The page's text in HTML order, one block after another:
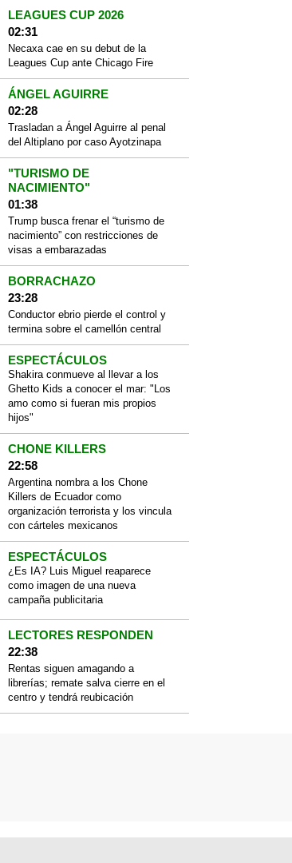
LEAGUES CUP 2026
02:31
Necaxa cae en su debut de la
Leagues Cup ante Chicago Fire
ÁNGEL AGUIRRE
02:28
Trasladan a Ángel Aguirre al penal
del Altiplano por caso Ayotzinapa
"TURISMO DE
NACIMIENTO"
01:38
Trump busca frenar el “turismo de
nacimiento” con restricciones de
visas a embarazadas
BORRACHAZO
23:28
Conductor ebrio pierde el control y
termina sobre el camellón central
ESPECTÁCULOS
Shakira conmueve al llevar a los
Ghetto Kids a conocer el mar: "Los
amo como si fueran mis propios
hijos"
CHONE KILLERS
22:58
Argentina nombra a los Chone
Killers de Ecuador como
organización terrorista y los vincula
con cárteles mexicanos
ESPECTÁCULOS
¿Es IA? Luis Miguel reaparece
como imagen de una nueva
campaña publicitaria
LECTORES RESPONDEN
22:38
Rentas siguen amagando a
librerías; remate salva cierre en el
centro y tendrá reubicación